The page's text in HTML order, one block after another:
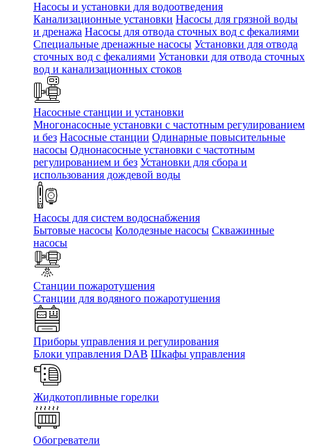
Насосы и установки для водоотведения
Канализационные установки Насосы для грязной воды
и дренажа Насосы для отвода сточных вод c фекалиями
Специальные дренажные насосы Установки для отвода
сточных вод c фекалиями Установки для отвода сточных
вод и канализационных стоков
Насосные станции и установки
Многонасосные установки с частотным регулированием
и без Насосные станции Одинарные повысительные
насосы Однонасосные установки с частотным
регулированием и без Установки для сбора и
использования дождевой воды
Насосы для систем водоснабжения
Бытовые насосы Колодезные насосы Скважинные
насосы
Станции пожаротушения
Станции для водяного пожаротушения
Приборы управления и регулирования
Блоки управления DAB Шкафы управления
Жидкотопливные горелки
Обогреватели